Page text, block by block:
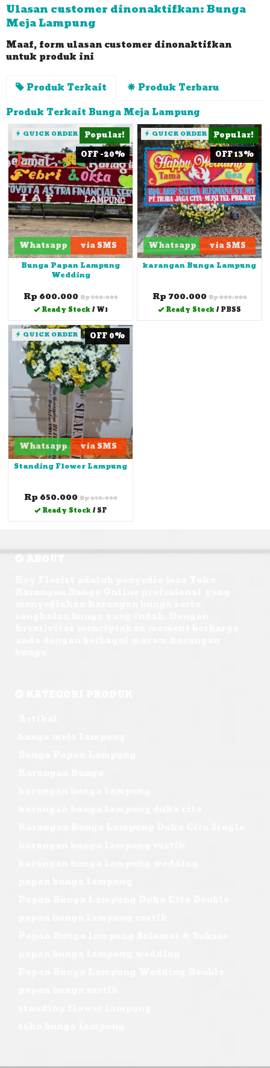
Ulasan customer dinonaktifkan: Bunga
Meja Lampung
Maaf, form ulasan customer dinonaktifkan
untuk produk ini
Produk Terkait
Produk Terbaru
Produk Terkait Bunga Meja Lampung
Popular!
OFF -20%
QUICK ORDER
Whatsapp via SMS
Bunga Papan Lampung
Wedding
Rp 600.000Rp 500.000
Ready Stock / W1
Popular!
OFF 13%
QUICK ORDER
Whatsapp via SMS
karangan Bunga Lampung
Rp 700.000Rp 800.000
Ready Stock / PBSS
OFF 0%
QUICK ORDER
Whatsapp via SMS
Standing Flower Lampung
Rp 650.000Rp 650.000
Ready Stock / SF